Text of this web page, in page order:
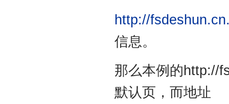
http://
信息。
那么本例的http://
默认页，而地址